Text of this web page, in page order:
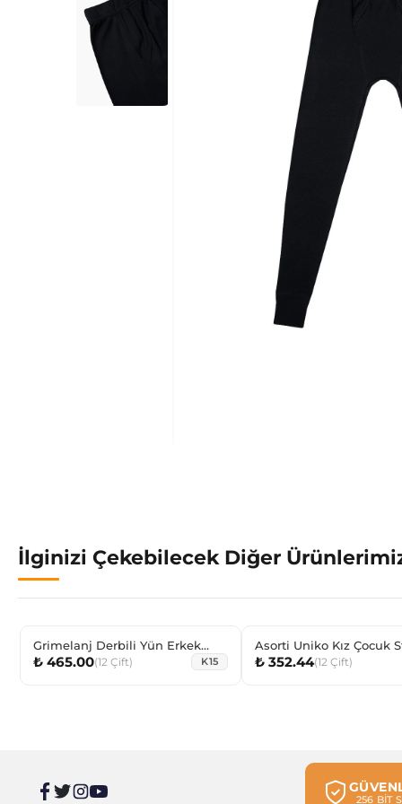
İlginizi Çekebilecek Diğer
Grimelanj Derbili Yün Erkek
Çocuk Çorabı
₺ 465.00(12 Çift) K15
Asorti Uniko Kız Çocuk
₺ 352.44(12 Çift)
256 BİT